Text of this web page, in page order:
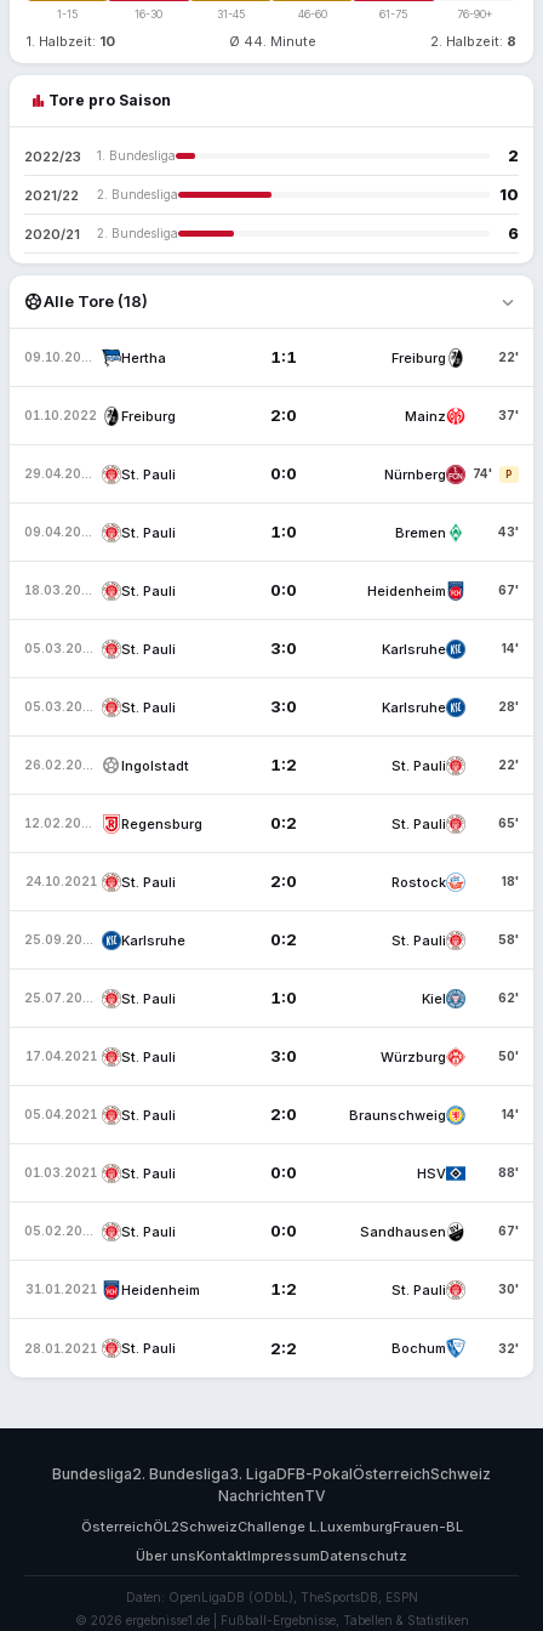
1-15 16-30 31-45 46-60 61-75 76-90+
1. Halbzeit: 10 Ø 44. Minute 2. Halbzeit: 8
bar_chart Tore pro Saison
2022/23 1. Bundesliga 2
2021/22 2. Bundesliga 10
2020/21 2. Bundesliga 6
sports_soccerAlle Tore (18) expand_more
Hertha 1:1 Freiburg 22'
01.10.2022 Freiburg 2:0 Mainz 37'
St. Pauli 0:0 Nürnberg 74' P
St. Pauli 1:0 Bremen 43'
St. Pauli 0:0 Heidenheim 67'
St. Pauli 3:0 Karlsruhe 14'
St. Pauli 3:0 Karlsruhe 28'
sports_soccerIngolstadt 1:2 St. Pauli 22'
Regensburg 0:2 St. Pauli 65'
24.10.2021 St. Pauli 2:0 Rostock 18'
Karlsruhe 0:2 St. Pauli 58'
St. Pauli 1:0 Kiel 62'
17.04.2021 St. Pauli 3:0 Würzburg 50'
05.04.2021 St. Pauli 2:0 Braunschweig 14'
01.03.2021 St. Pauli 0:0 HSV 88'
St. Pauli 0:0 Sandhausen 67'
31.01.2021 Heidenheim 1:2 St. Pauli 30'
28.01.2021 St. Pauli 2:2 Bochum 32'
Bundesliga2. Bundesliga3. LigaDFB-PokalÖsterreichSchweiz
NachrichtenTV
ÖsterreichÖL2SchweizChallenge L.LuxemburgFrauen-BL
Über unsKontaktImpressumDatenschutz
Daten: OpenLigaDB (ODbL), TheSportsDB, ESPN
© 2026 ergebnisse1.de | Fußball-Ergebnisse, Tabellen & Statistiken